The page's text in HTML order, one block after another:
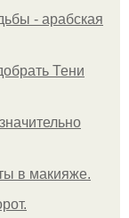
- арабская
Тени
в макияже.